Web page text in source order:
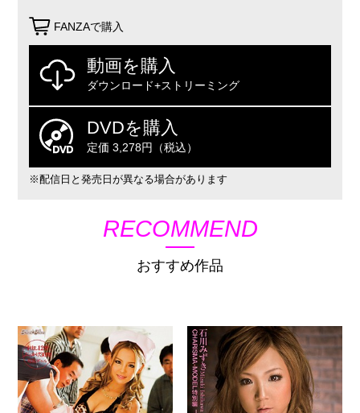
FANZAで購入
動画を購入
ダウンロード+ストリーミング
DVDを購入
定価 3,278円（税込）
※配信日と発売日が異なる場合があります
RECOMMEND
おすすめ作品